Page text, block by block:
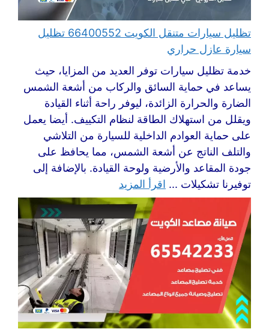
تظليل سيارات متنقل الكويت 66400552 تظليل
سيارة عازل حراري
خدمة تظليل سيارات توفر العديد من المزايا، حيث
يساعد في حماية السائق والركاب من أشعة الشمس
الضارة والحرارة الزائدة، ليوفر راحة أثناء القيادة
ويقلل من استهلاك الطاقة لنظام التكييف. أيضا يعمل
على حماية العوادم الداخلية للسيارة من التلاشي
والتلف الناتج عن أشعة الشمس، مما يحافظ على
جودة المقاعد والأرضية ولوحة القيادة. بالإضافة إلى
توفيرنا تشكيلات ... اقرأ المزيد